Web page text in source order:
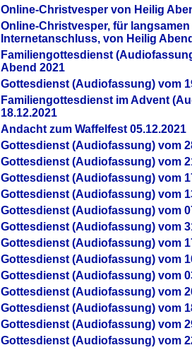
Online-Christvesper von Heilig
Online-Christvesper, für langsamen
Internetanschluss, von Heilig
Familiengottesdienst
Abend 2021
Gottesdienst (Audiofassung) vom
Familiengottesdienst im Advent
18.12.2021
Andacht zum Waffelfest 05.12.2021
Gottesdienst (Audiofassung) vom
Gottesdienst (Audiofassung) vom
Gottesdienst (Audiofassung) vom
Gottesdienst (Audiofassung) vom
Gottesdienst (Audiofassung) vom
Gottesdienst (Audiofassung) vom
Gottesdienst (Audiofassung) vom
Gottesdienst (Audiofassung) vom
Gottesdienst (Audiofassung) vom
Gottesdienst (Audiofassung) vom
Gottesdienst (Audiofassung) vom
Gottesdienst (Audiofassung) vom
Gottesdienst (Audiofassung) vom